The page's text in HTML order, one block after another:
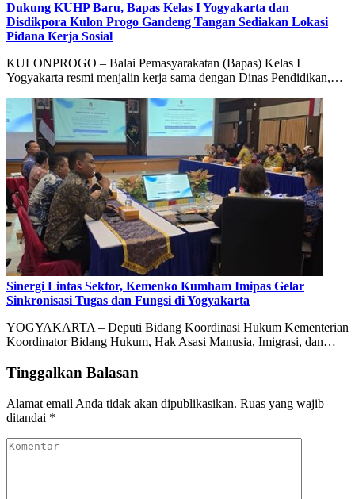
Dukung KUHP Baru, Bapas Kelas I Yogyakarta dan
Disdikpora Kulon Progo Gandeng Tangan Sediakan Lokasi
Pidana Kerja Sosial
KULONPROGO – Balai Pemasyarakatan (Bapas) Kelas I
Yogyakarta resmi menjalin kerja sama dengan Dinas Pendidikan,…
Sinergi Lintas Sektor, Kemenko Kumham Imipas Gelar
Sinkronisasi Tugas dan Fungsi di Yogyakarta
YOGYAKARTA – Deputi Bidang Koordinasi Hukum Kementerian
Koordinator Bidang Hukum, Hak Asasi Manusia, Imigrasi, dan…
Tinggalkan Balasan
Alamat email Anda tidak akan dipublikasikan. Ruas yang wajib
ditandai *